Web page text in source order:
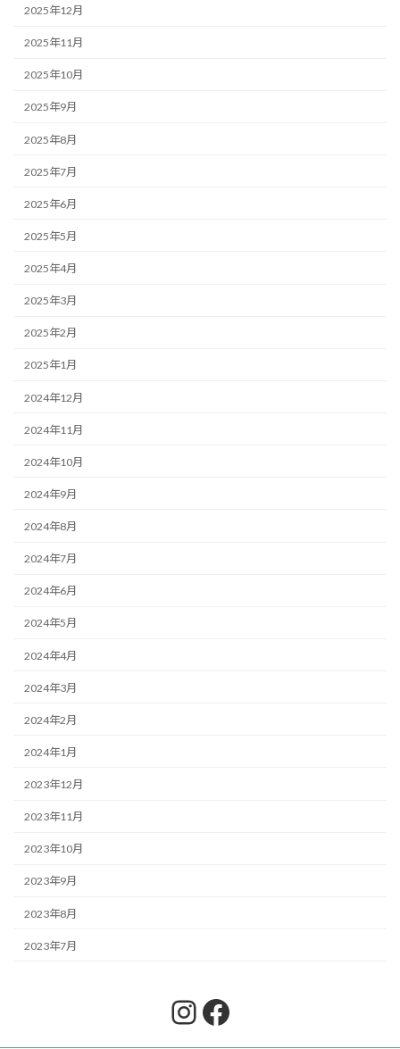
2025年12月
2025年11月
2025年10月
2025年9月
2025年8月
2025年7月
2025年6月
2025年5月
2025年4月
2025年3月
2025年2月
2025年1月
2024年12月
2024年11月
2024年10月
2024年9月
2024年8月
2024年7月
2024年6月
2024年5月
2024年4月
2024年3月
2024年2月
2024年1月
2023年12月
2023年11月
2023年10月
2023年9月
2023年8月
2023年7月
Instagram
Facebook